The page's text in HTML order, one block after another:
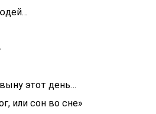
этот день…
или сон во сне»